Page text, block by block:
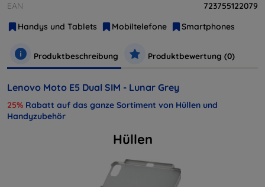
EAN
723755122079
Handys und Tablets
Mobiltelefone Smartphones
Produktbeschreibung Produktbewertung (0)
Lenovo Moto E5 Dual SIM - Lunar Grey
25% Rabatt auf das ganze Sortiment von Hüllen und
Handyzubehör
Hüllen